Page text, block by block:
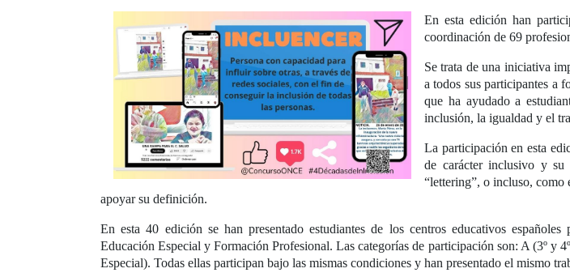
En esta edición han
coordinación de 69
Se trata de una iniciativa
a todos sus participantes a
que ha ayudado a
inclusión, la igualdad y el
La participación en esta
de carácter inclusivo y
“lettering”, o incluso, como
apoyar su definición.
En esta 40 edición se han presentado estudiantes de los centros educativos
Educación Especial y Formación Profesional. Las categorías de participación son: A (3º y
Especial). Todas ellas participan bajo las mismas condiciones y han presentado el mismo